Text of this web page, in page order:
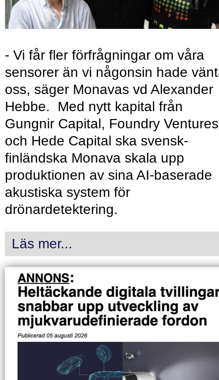
- Vi får fler förfrågningar om våra
sensorer än vi någonsin hade
oss, säger Monavas vd Alexander
Hebbe. Med nytt kapital från
Gungnir Capital, Foundry Ventures
och Hede Capital ska svensk-
finländska Monava skala upp
produktionen av sina AI-baserade
akustiska system för
drönardetektering.
Läs mer...